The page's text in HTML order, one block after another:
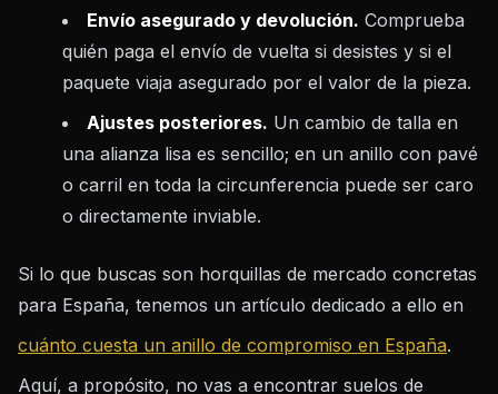
Envío asegurado y devolución. Comprueba
quién paga el envío de vuelta si desistes y si el
paquete viaja asegurado por el valor de la pieza.
Ajustes posteriores. Un cambio de talla en
una alianza lisa es sencillo; en un anillo con pavé
o carril en toda la circunferencia puede ser caro
o directamente inviable.
Si lo que buscas son horquillas de mercado concretas
para España, tenemos un artículo dedicado a ello en
cuánto cuesta un anillo de compromiso en España.
Aquí, a propósito, no vas a encontrar suelos de